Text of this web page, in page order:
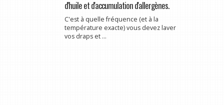
d'huile et d'accumulation d'allergènes.
C'est à quelle fréquence (et à la
température exacte) vous devez laver
vos draps et ...